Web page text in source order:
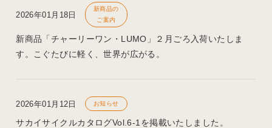
2026年01月18日
新商品の
ご案内
新商品「チャーリーワン・LUMO」２月ごろ入荷いたしま
す。こぐたびに軽く、世界が広がる。
2026年01月12日 お知らせ
サカイサイクルカタログVol.6-1を掲載いたしました。